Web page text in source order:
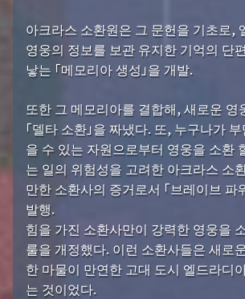
아크라스 소환원은 그 문헌을 기초로,
영웅의 정보를 보관 유지한 기억의 단편
낳는 「메모리아 생성」을 개발.
또한 그 메모리아를 결합해, 새로운 영
「델타 소환」을 짜냈다. 또, 누구나가
을 수 있는 자원으로부터 영웅을 소환
는 일의 위험성을 고려한 아크라스 소
만한 소환사의 증거로서 「브레이브 파
발행.
힘을 가진 소환사만이 강력한 영웅을
룰을 개정했다. 이런 소환사들은 새로
한 마물이 만연한 고대 도시 엘드라디
는 것이었다.